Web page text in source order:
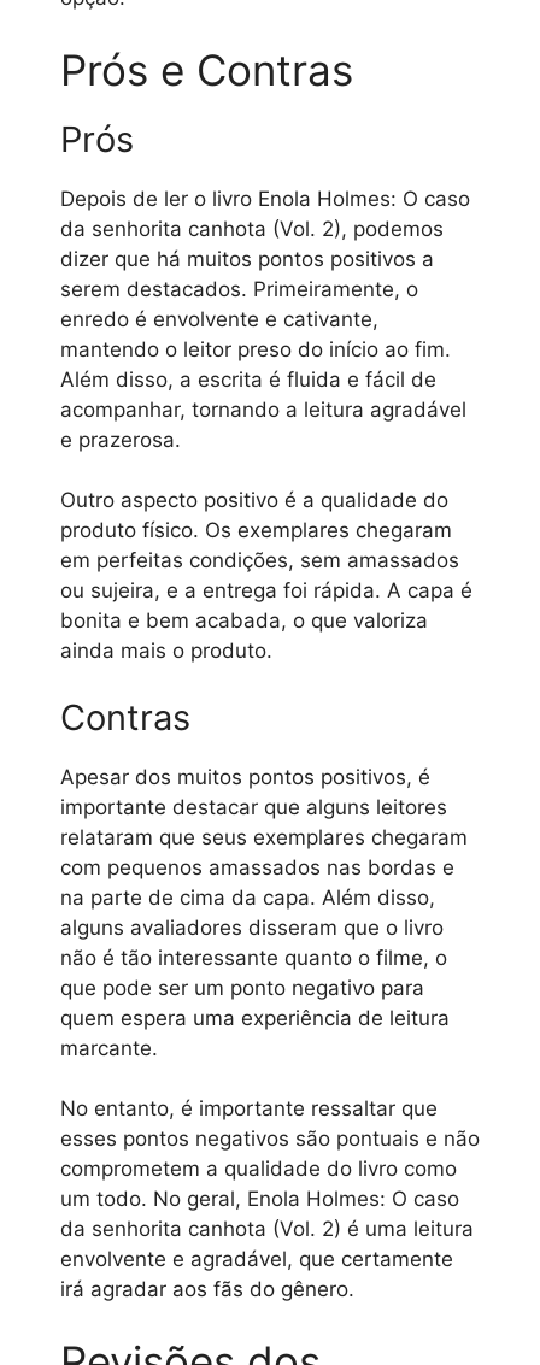
Prós e Contras
Prós
Depois de ler o livro Enola Holmes: O caso
da senhorita canhota (Vol. 2), podemos
dizer que há muitos pontos positivos a
serem destacados. Primeiramente, o
enredo é envolvente e cativante,
mantendo o leitor preso do início ao fim.
Além disso, a escrita é fluida e fácil de
acompanhar, tornando a leitura agradável
e prazerosa.
Outro aspecto positivo é a qualidade do
produto físico. Os exemplares chegaram
em perfeitas condições, sem amassados
ou sujeira, e a entrega foi rápida. A capa é
bonita e bem acabada, o que valoriza
ainda mais o produto.
Contras
Apesar dos muitos pontos positivos, é
importante destacar que alguns leitores
relataram que seus exemplares chegaram
com pequenos amassados nas bordas e
na parte de cima da capa. Além disso,
alguns avaliadores disseram que o livro
não é tão interessante quanto o filme, o
que pode ser um ponto negativo para
quem espera uma experiência de leitura
marcante.
No entanto, é importante ressaltar que
esses pontos negativos são pontuais e não
comprometem a qualidade do livro como
um todo. No geral, Enola Holmes: O caso
da senhorita canhota (Vol. 2) é uma leitura
envolvente e agradável, que certamente
irá agradar aos fãs do gênero.